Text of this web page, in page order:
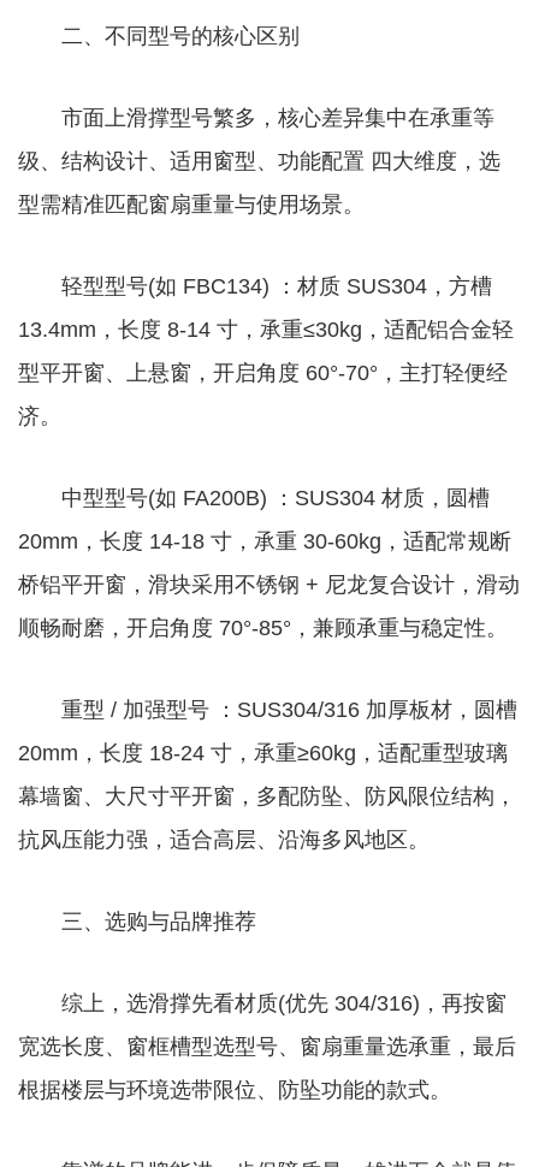
二、不同型号的核心区别
市面上滑撑型号繁多，核心差异集中在承重等
级、结构设计、适用窗型、功能配置 四大维度，选
型需精准匹配窗扇重量与使用场景。
轻型型号(如 FBC134) ：材质 SUS304，方槽
13.4mm，长度 8-14 寸，承重≤30kg，适配铝合金轻
型平开窗、上悬窗，开启角度 60°-70°，主打轻便经
济。
中型型号(如 FA200B) ：SUS304 材质，圆槽
20mm，长度 14-18 寸，承重 30-60kg，适配常规断
桥铝平开窗，滑块采用不锈钢 + 尼龙复合设计，滑动
顺畅耐磨，开启角度 70°-85°，兼顾承重与稳定性。
重型 / 加强型号 ：SUS304/316 加厚板材，圆槽
20mm，长度 18-24 寸，承重≥60kg，适配重型玻璃
幕墙窗、大尺寸平开窗，多配防坠、防风限位结构，
抗风压能力强，适合高层、沿海多风地区。
三、选购与品牌推荐
综上，选滑撑先看材质(优先 304/316)，再按窗
宽选长度、窗框槽型选型号、窗扇重量选承重，最后
根据楼层与环境选带限位、防坠功能的款式。